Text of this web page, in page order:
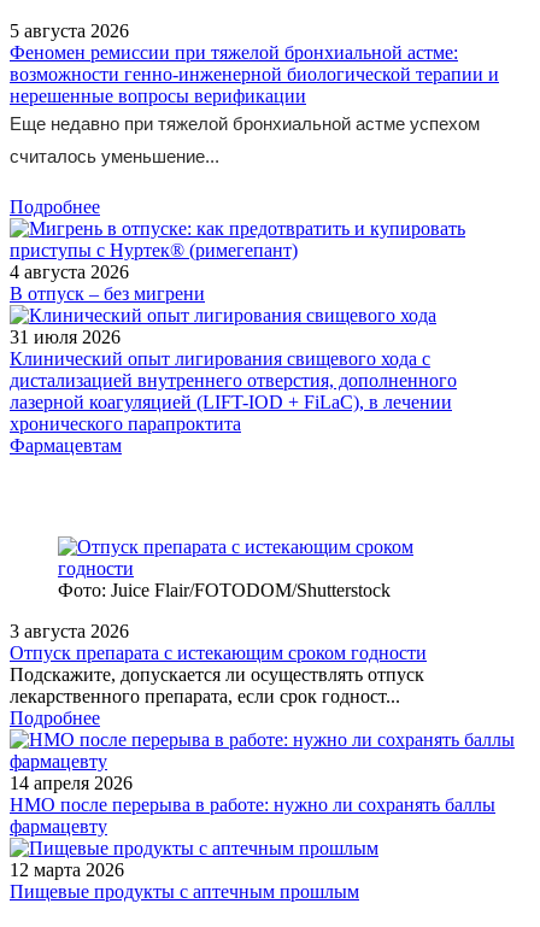
5 августа 2026
Феномен ремиссии при тяжелой бронхиальной астме:
возможности генно-инженерной биологической терапии и
нерешенные вопросы верификации
Еще недавно при тяжелой бронхиальной астме успехом
считалось уменьшение...
Подробнее
4 августа 2026
В отпуск – без мигрени
31 июля 2026
Клинический опыт лигирования свищевого хода с
дистализацией внутреннего отверстия, дополненного
лазерной коагуляцией (LIFT-IOD + FiLaC), в лечении
хронического парапроктита
Фармацевтам
Фото: Juice Flair/FOTODOM/Shutterstoсk
3 августа 2026
Отпуск препарата с истекающим сроком годности
Подскажите, допускается ли осуществлять отпуск
лекарственного препарата, если срок годност...
Подробнее
14 апреля 2026
НМО после перерыва в работе: нужно ли сохранять баллы
фармацевту
12 марта 2026
Пищевые продукты с аптечным прошлым